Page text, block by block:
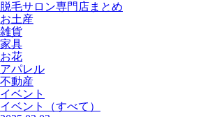
脱毛サロン専門店まとめ
お土産
雑貨
家具
お花
アパレル
不動産
イベント
イベント
（すべて）